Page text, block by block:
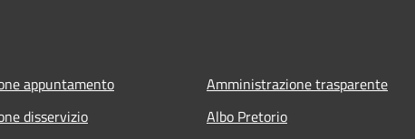
appuntamento
disservizio
Amministrazione trasparente
Albo Pretorio